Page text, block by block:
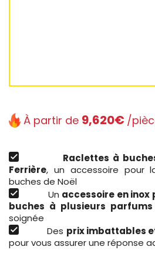
À partir de 9,620€ /
Raclettes à
Ferrière, un accessoire pour
buches de Noël
Un accessoire en
buches à plusieurs parfums
soignée
Des prix imbattables
pour vous assurer une réponse